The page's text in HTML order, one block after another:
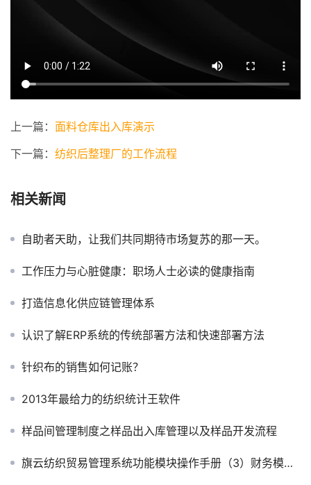
上一篇： 面料仓库出入库演示
下一篇： 纺织后整理厂的工作流程
相关新闻
自助者天助，让我们共同期待市场复苏的那一天。
工作压力与心脏健康：职场人士必读的健康指南
打造信息化供应链管理体系
认识了解ERP系统的传统部署方法和快速部署方法
针织布的销售如何记账？
2013年最给力的纺织统计王软件
样品间管理制度之样品出入库管理以及样品开发流程
旗云纺织贸易管理系统功能模块操作手册（3）财务模块收货凭证应付款操作流程